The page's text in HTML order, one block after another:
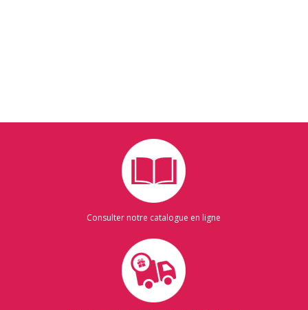
Consulter notre catalogue en ligne